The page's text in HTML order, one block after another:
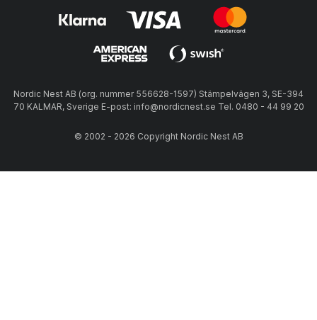
Nordic Nest AB (org. nummer 556628-1597) Stämpelvägen 3, SE-394
70 KALMAR, Sverige E-post: info@nordicnest.se Tel. 0480 - 44 99 20
© 2002 - 2026 Copyright Nordic Nest AB